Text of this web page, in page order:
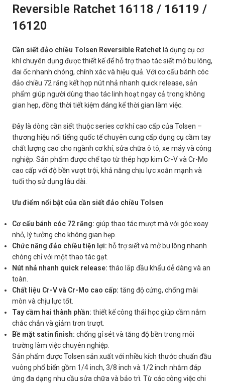
Reversible Ratchet 16118 / 16119 /
16120
Cần siết đảo chiều Tolsen Reversible Ratchet là dụng cụ cơ
khí chuyên dụng được thiết kế để hỗ trợ thao tác siết mở bu lông,
đai ốc nhanh chóng, chính xác và hiệu quả. Với cơ cấu bánh cóc
đảo chiều 72 răng kết hợp nút nhả nhanh quick release, sản
phẩm giúp người dùng thao tác linh hoạt ngay cả trong không
gian hẹp, đồng thời tiết kiệm đáng kể thời gian làm việc.
Đây là dòng cần siết thuộc series cơ khí cao cấp của Tolsen –
thương hiệu nổi tiếng quốc tế chuyên cung cấp dụng cụ cầm tay
chất lượng cao cho ngành cơ khí, sửa chữa ô tô, xe máy và công
nghiệp. Sản phẩm được chế tạo từ thép hợp kim Cr-V và Cr-Mo
cao cấp với độ bền vượt trội, khả năng chịu lực xoắn mạnh và
tuổi thọ sử dụng lâu dài.
Ưu điểm nổi bật của cần siết đảo chiều Tolsen
Cơ cấu bánh cóc 72 răng: giúp thao tác mượt mà với góc xoay
nhỏ, lý tưởng cho không gian hẹp.
Chức năng đảo chiều tiện lợi: hỗ trợ siết và mở bu lông nhanh
chóng chỉ với một thao tác gạt.
Nút nhả nhanh quick release: tháo lắp đầu khẩu dễ dàng và an
toàn.
Chất liệu Cr-V và Cr-Mo cao cấp: tăng độ cứng, chống mài
mòn và chịu lực tốt.
Tay cầm hai thành phần: thiết kế công thái học giúp cầm nắm
chắc chắn và giảm trơn trượt.
Bề mặt satin finish: chống gỉ sét và tăng độ bền trong môi
trường làm việc chuyên nghiệp.
Sản phẩm được Tolsen sản xuất với nhiều kích thước chuẩn đầu
vuông phổ biến gồm 1/4 inch, 3/8 inch và 1/2 inch nhằm đáp
ứng đa dạng nhu cầu sửa chữa và bảo trì. Từ các công việc chi